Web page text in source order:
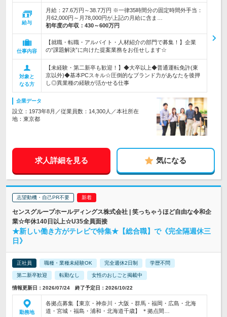
給与
月給：27.6万円～38.7万円 ※一律35時間分の固定時間外手当：
月62,000円～月78,000円が上記の月給に含ま…
初年度の年収： 430～600万円
仕事内容
【就職・転職・アルバイト・人材紹介の部門で募集！】企業
の“課題解決”に向けた提案業務をお任せします☆
対象と
なる方
【未経験・第二新卒も歓迎！】◆大卒以上◆普通運転免許(東
京以外)◆基本PCスキル☆圧倒的なブランド力があなたを後押
し◎異業種の経験が活かせる仕事
企業データ
設立：1973年8月／従業員数：14,300人／本社所在
地：東京都
求人詳細を見る 気になる
志望動機・自己PR不要
センスグループホールディングス株式会社 | 笑っちゃうほど自由な令和企
業☆年休140日以上☆U35全員面接
★新しい働き方がテレビで特集★【総合職】で《完全隔週休三
日》
正社員 職種・業種未経験OK 完全週休2日制 学歴不問
第二新卒歓迎 転勤なし 女性のおしごと掲載中
情報更新日：2026/07/24 終了予定日：2026/10/22
勤務地
各拠点募集【東京・神奈川・大阪・群馬・福岡・広島・北海
道・宮城・福島・浦和・北海道千歳】 ＊拠点間…